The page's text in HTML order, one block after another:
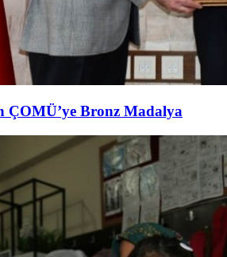
ÇOMÜ’ye Bronz Madalya